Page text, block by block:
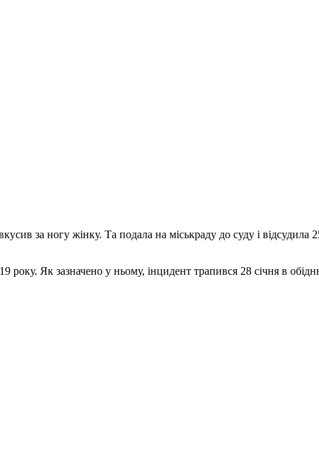
за ногу жінку. Та подала на міськраду до суду і відсудила
року. Як зазначено у ньому, інцидент трапився 28 січня в